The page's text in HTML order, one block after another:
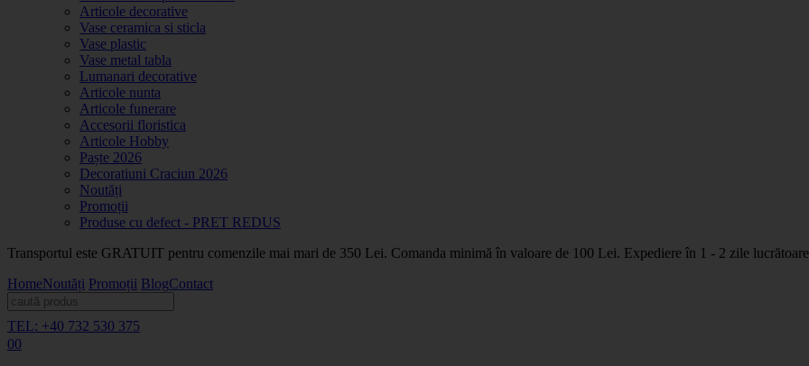
Articole decorative
Vase ceramica si sticla
Vase plastic
Vase metal tabla
Lumanari decorative
Articole nunta
Articole funerare
Accesorii floristica
Articole Hobby
Paște 2026
Decoratiuni Craciun 2026
Noutăți
Promoții
Produse cu defect - PRET REDUS
Transportul este GRATUIT pentru comenzile mai mari de 350 Lei. Comanda minimă în valoare de 100 Lei. Expediere în 1 - 2 zile
HomeNoutăți Promoții BlogContact
TEL: +40 732 530 375
00